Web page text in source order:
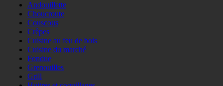
Andouillette
Choucroute
Couscous
Crêpes
Cuisine au feu de bois
Cuisine du marché
Fondue
Grenouilles
Grill